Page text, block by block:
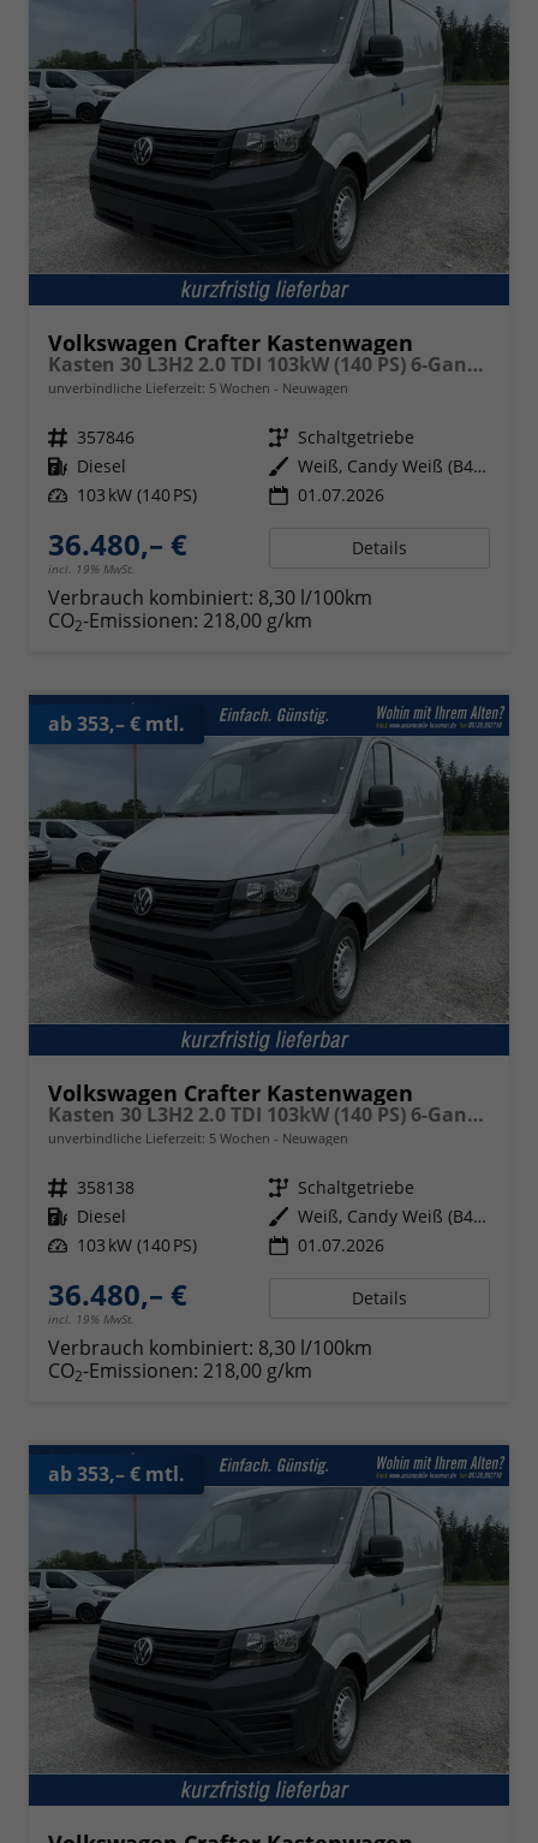
Volkswagen Crafter Kastenwagen
Kasten 30 L3H2 2.0 TDI 103kW (140 PS) 6-Gang-Schaltgetriebe
unverbindliche Lieferzeit: 5 Wochen Neuwagen
Fahrzeugnr. 357846 Getriebe Schaltgetriebe
Kraftstoff Diesel Außenfarbe
Weiß, Candy Weiß (B4B4)
Leistung 103 kW (140 PS) 01.07.2026
36.480,– €
incl. 19% MwSt.
Details
Verbrauch kombiniert: 8,30 l/100km
CO2-Emissionen: 218,00 g/km
ab 353,– € mtl.
Volkswagen Crafter Kastenwagen
Kasten 30 L3H2 2.0 TDI 103kW (140 PS) 6-Gang-Schaltgetriebe
unverbindliche Lieferzeit: 5 Wochen Neuwagen
Fahrzeugnr. 358138 Getriebe Schaltgetriebe
Kraftstoff Diesel Außenfarbe
Weiß, Candy Weiß (B4B4)
Leistung 103 kW (140 PS) 01.07.2026
36.480,– €
incl. 19% MwSt.
Details
Verbrauch kombiniert: 8,30 l/100km
CO2-Emissionen: 218,00 g/km
ab 353,– € mtl.